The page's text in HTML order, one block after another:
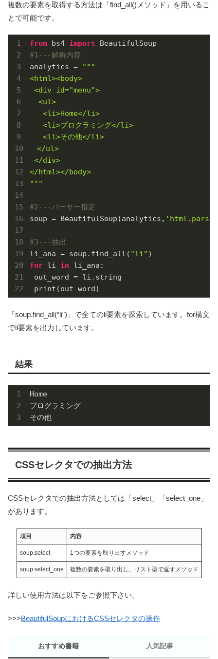
複数の要素を取得する方法は「find_all()メソッド」を用いるこ
とで可能です。
from bs4 import
#1---解析内容
analytics =
"""
<html><body>
<div id="menu">
  <ul>
   <li>Home</li>
   <li>プログラミング</li>
   <li>その他</li>
</ul>
</div>
</html></body>
"""
#2---パーサー指定
soup = BeautifulSoup(analytics,
#3---抽出
li_ana = soup.find_all( "li"
for li in li_ana:
out_word = li.string
print(out_word)
「soup.find_all(“li”)」で全てのli要素を探索しています。for構文
でli要素を出力しています。
結果
Home
プログラミング
その他
CSSセレクタでの抽出方法
CSSセレクタでの抽出方法としては「select」「select_one」
があります。
項目 内容
soup.select 1つの要素を取り出すメソッド
soup.select_one 複数の要素を取り出し、リスト型で返すメソッド
詳しい使用方法は以下をご参照下さい。
>>>BeautifulSoupにおけるCSSセレクタの操作
おすすめ書籍 人気記事